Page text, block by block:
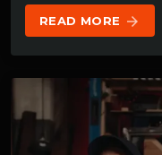
READ MORE arrow_forward